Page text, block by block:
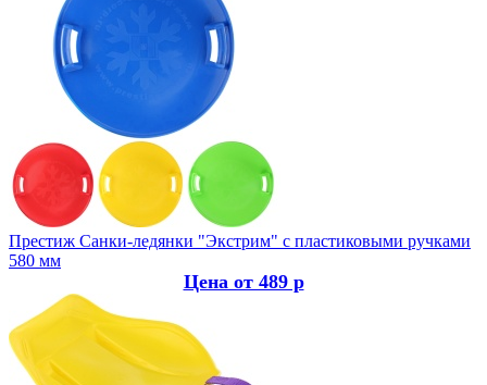
Престиж Санки-ледянки "Экстрим" с пластиковыми ручками
580 мм
Цена от 489 р